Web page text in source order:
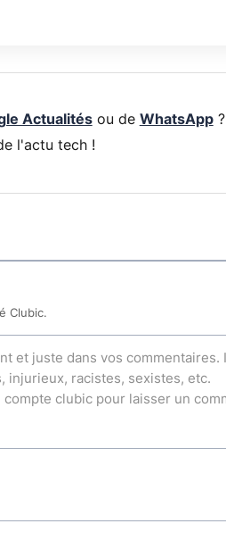
Actualitésou de WhatsApp?
l'actu tech !
Clubic.